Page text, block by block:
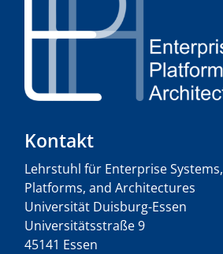
Kontakt
Lehrstuhl für Enterprise Systems,
Platforms, and Architectures
Universität Duisburg-Essen
Universitätsstraße 9
45141 Essen